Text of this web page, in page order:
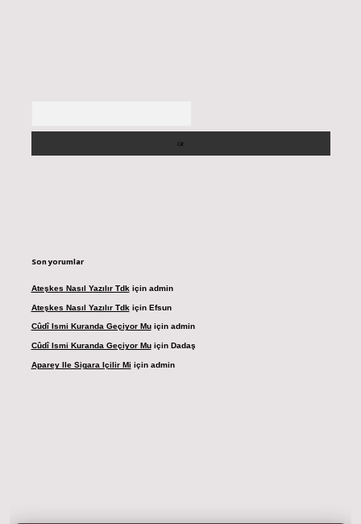
Son yorumlar
Ateşkes Nasıl Yazılır Tdk için admin
Ateşkes Nasıl Yazılır Tdk için Efsun
Cûdî Ismi Kuranda Geçiyor Muiçin admin
Cûdî Ismi Kuranda Geçiyor Muiçin Dadaş
Aparey Ile Sigara Içilir Mi için admin